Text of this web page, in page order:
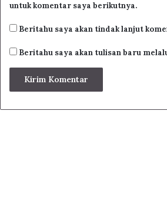
untuk komentar saya berikutnya.
Beritahu saya akan tindak lanjut
Beritahu saya akan tulisan baru